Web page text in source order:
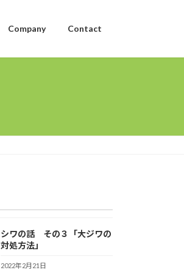
Company Contact
シワの話 その３「大ジワの
対処方法」
2022年2月21日